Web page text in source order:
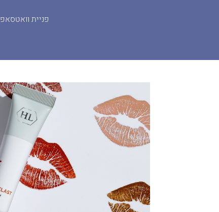
פניית וואטסאפ